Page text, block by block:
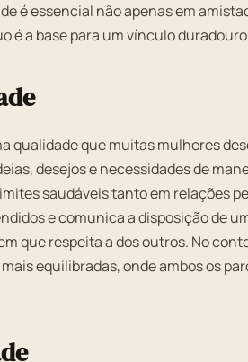
é essencial não apenas em
é a base para um vínculo
qualidade que muitas mulheres
desejos e necessidades de
saudáveis tanto em relações
e comunica a disposição de
que respeita a dos outros. No
equilibradas, onde ambos os